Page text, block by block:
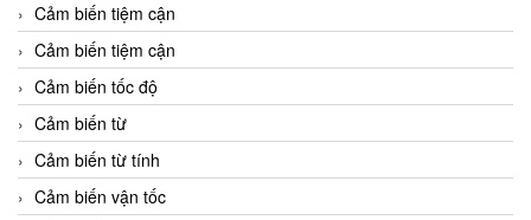
Cảm biến tiệm cận
Cảm biến tiệm cận
Cảm biến tốc độ
Cảm biến từ
Cảm biến từ tính
Cảm biến vận tốc